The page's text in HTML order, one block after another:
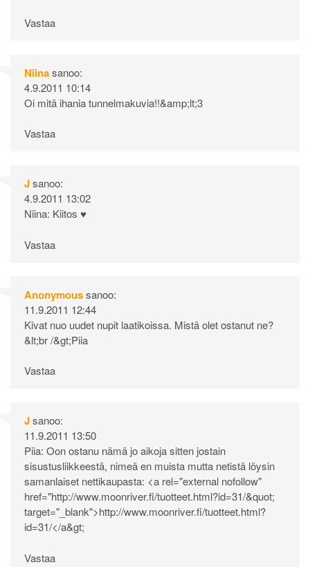
Vastaa
Niinasanoo:
4.9.2011 10:14
Oi mitä ihania tunnelmakuvia!!&amp;lt;3
Vastaa
Jsanoo:
4.9.2011 13:02
Niina: Kiitos ♥
Vastaa
Anonymoussanoo:
11.9.2011 12:44
Kivat nuo uudet nupit laatikoissa. Mistä olet ostanut ne?
&lt;br /&gt;Piia
Vastaa
Jsanoo:
11.9.2011 13:50
Piia: Oon ostanu nämä jo aikoja sitten jostain
sisustusliikkeestä, nimeä en muista mutta netistä löysin
samanlaiset nettikaupasta: <a rel="external nofollow"
href="http://www.moonriver.fi/tuotteet.html?id=31/&quot;
target="_blank">http://www.moonriver.fi/tuotteet.html?
id=31/</a&gt;
Vastaa